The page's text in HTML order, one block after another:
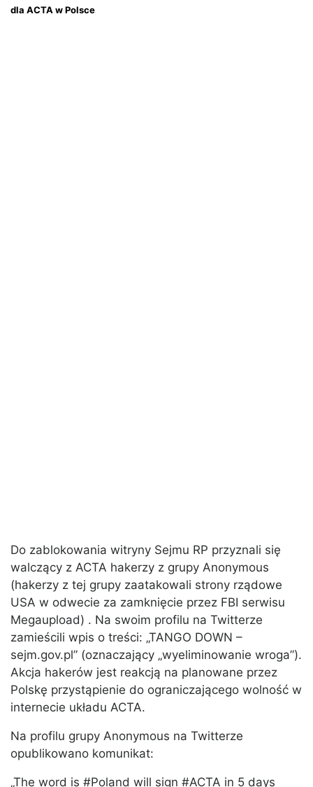
dla ACTA w Polsce
Do zablokowania witryny Sejmu RP przyznali się
walczący z ACTA hakerzy z grupy Anonymous
(hakerzy z tej grupy zaatakowali strony rządowe
USA w odwecie za zamknięcie przez FBI serwisu
Megaupload) . Na swoim profilu na Twitterze
zamieścili wpis o treści: „TANGO DOWN –
sejm.gov.pl” (oznaczający „wyeliminowanie wroga”).
Akcja hakerów jest reakcją na planowane przez
Polskę przystąpienie do ograniczającego wolność w
internecie układu ACTA.
Na profilu grupy Anonymous na Twitterze
opublikowano komunikat:
„The word is #Poland will sign #ACTA in 5 days